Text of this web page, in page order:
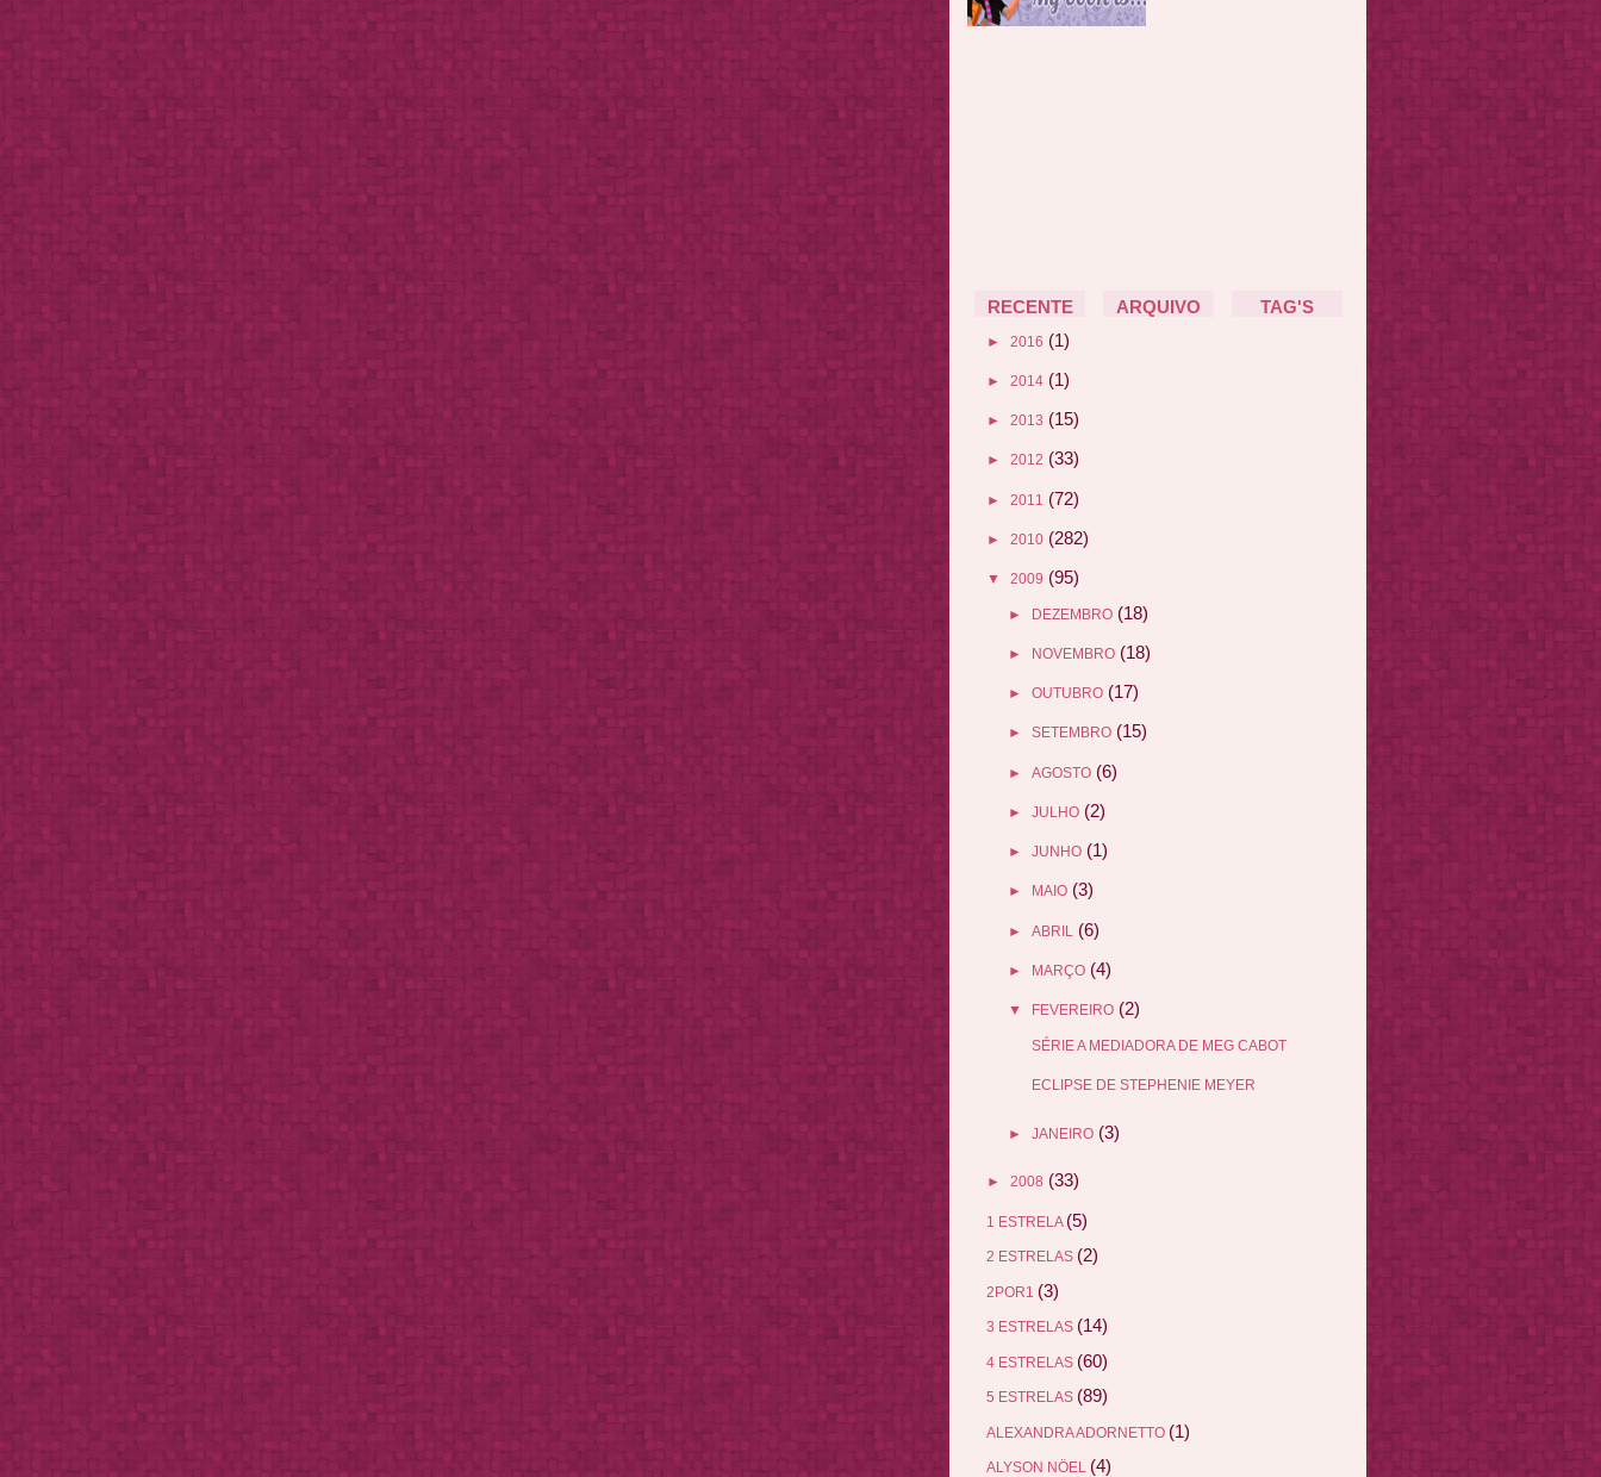
RECENTE ARQUIVO TAG'S
► 2016 (1)
► 2014 (1)
► 2013 (15)
► 2012 (33)
► 2011 (72)
► 2010 (282)
▼ 2009 (95)
► DEZEMBRO (18)
► NOVEMBRO (18)
► OUTUBRO (17)
► SETEMBRO (15)
► AGOSTO (6)
► JULHO (2)
► JUNHO (1)
► MAIO (3)
► ABRIL (6)
► MARÇO (4)
▼ FEVEREIRO (2)
SÉRIE A MEDIADORA DE MEG CABOT
ECLIPSE DE STEPHENIE MEYER
► JANEIRO (3)
► 2008 (33)
1 ESTRELA (5)
2 ESTRELAS (2)
2POR1 (3)
3 ESTRELAS (14)
4 ESTRELAS (60)
5 ESTRELAS (89)
ALEXANDRA ADORNETTO (1)
ALYSON NÖEL (4)